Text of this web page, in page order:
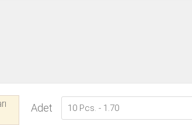
Adet 10 Pcs. - 1.70